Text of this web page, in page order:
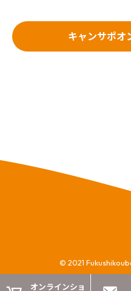
オンラインショ
キャンサポオ
© 2021